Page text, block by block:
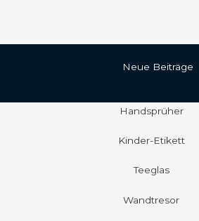
Neue Beiträge
Handsprüher
Kinder-Etikett
Teeglas
Wandtresor